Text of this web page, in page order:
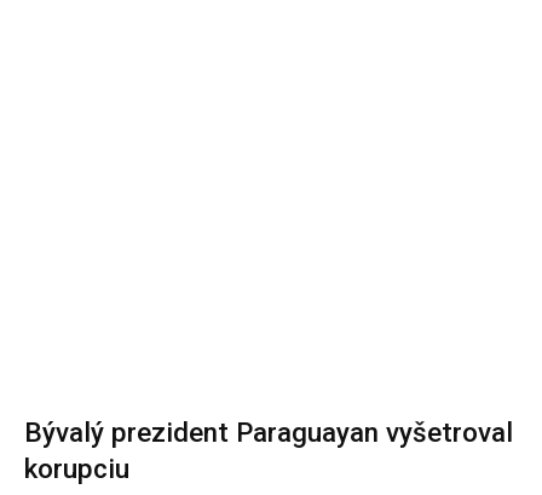
Bývalý prezident Paraguayan vyšetroval
korupciu